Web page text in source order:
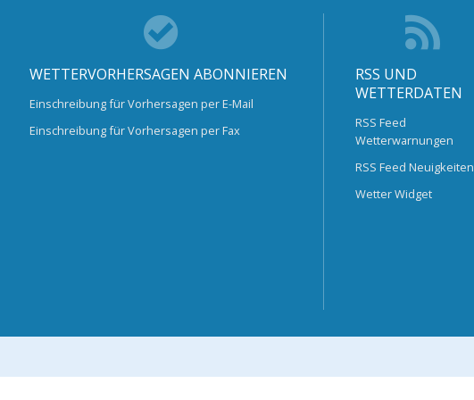
WETTERVORHERSAGEN ABONNIEREN
Einschreibung für Vorhersagen per E-Mail
Einschreibung für Vorhersagen per Fax
RSS UND
WETTERDATEN
RSS Feed
Wetterwarnungen
RSS Feed Neuigkeiten
Wetter Widget